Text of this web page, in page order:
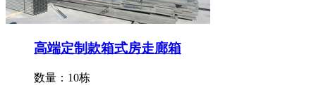
高端定制款箱式房走廊箱
数量：10栋